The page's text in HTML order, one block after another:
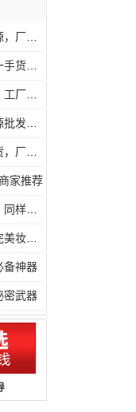
源充足
源稳定
量现货
件代发
利多销
家推荐
年*全
二之选
备神器
密武器